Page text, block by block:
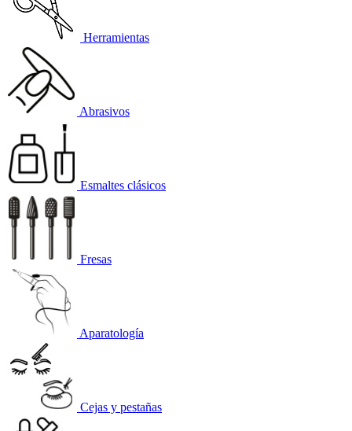
Herramientas
Abrasivos
Esmaltes clásicos
Fresas
Aparatología
Cejas y pestañas